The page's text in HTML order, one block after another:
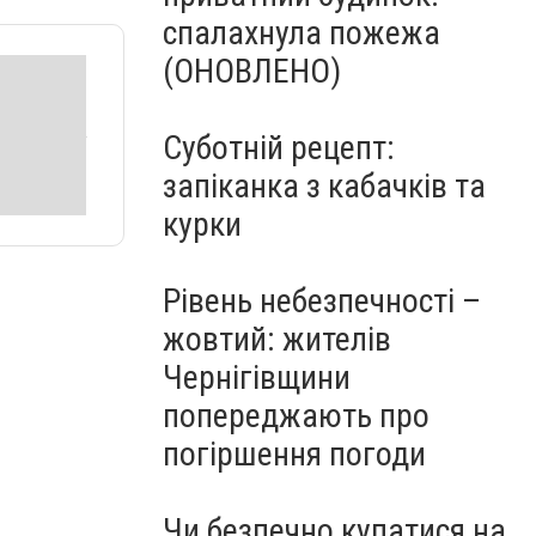
спалахнула пожежа
(ОНОВЛЕНО)
Суботній рецепт:
запіканка з кабачків та
курки
Рівень небезпечності –
жовтий: жителів
Чернігівщини
попереджають про
погіршення погоди